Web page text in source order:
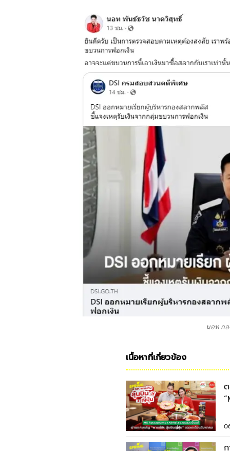
นอท ก
เนื้อหาที่เกี่ยวข้อง